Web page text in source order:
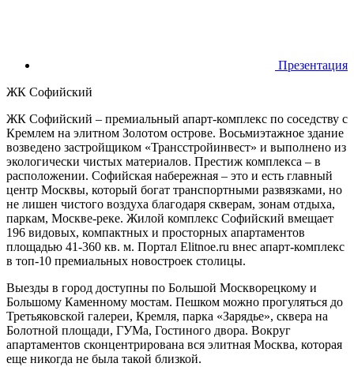
Презентация
ЖК Софийский
ЖК Софийский – премиальный апарт-комплекс по соседству с
Кремлем на элитном Золотом острове. Восьмиэтажное здание
возведено застройщиком «Трансстройинвест» и выполнено из
экологически чистых материалов. Престиж комплекса – в
расположении. Софийская набережная – это и есть главный
центр Москвы, который богат транспортными развязками, но
не лишен чистого воздуха благодаря скверам, зонам отдыха,
паркам, Москве-реке. Жилой комплекс Софийский вмещает
196 видовых, компактных и просторных апартаментов
площадью 41-360 кв. м. Портал Elitnoe.ru внес апарт-комплекс
в топ-10 премиальных новостроек столицы.
Выезды в город доступны по Большой Москворецкому и
Большому Каменному мостам. Пешком можно прогуляться до
Третьяковской галереи, Кремля, парка «Зарядье», сквера на
Болотной площади, ГУМа, Гостиного двора. Вокруг
апартаментов сконцентрирована вся элитная Москва, которая
еще никогда не была такой близкой.